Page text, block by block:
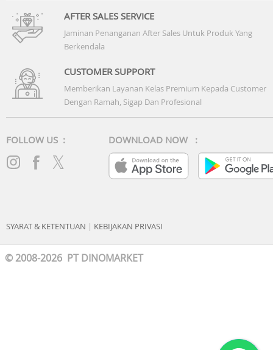
AFTER SALES SERVICE
Jaminan Penanganan After Sales Untuk Produk Yang
Berkendala
CUSTOMER SUPPORT
Memberikan Layanan Kelas Premium Kepada Customer
Dengan Ramah, Sigap Dan Profesional
FOLLOW US : DOWNLOAD NOW :
SYARAT & KETENTUAN | KEBIJAKAN PRIVASI
© 2008-2026 PT DINOMARKET